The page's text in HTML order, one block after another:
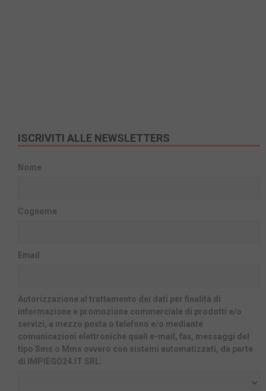
ISCRIVITI ALLE NEWSLETTERS
Nome
Cognome
Email
Autorizzazione al trattamento dei dati per finalità di
informazione e promozione commerciale di prodotti e/o
servizi, a mezzo posta o telefono e/o mediante
comunicazioni elettroniche quali e-mail, fax, messaggi del
tipo Sms o Mms ovvero con sistemi automatizzati, da parte
di IMPIEGO24.IT SRL: